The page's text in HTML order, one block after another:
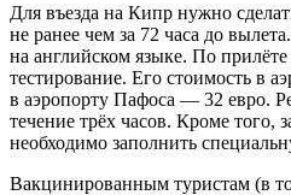
Для въезда на Кипр нужно
не ранее чем за 72 часа до
на английском языке. По
тестирование. Его стоимость в
в аэропорту Пафоса — 32 евро.
течение трёх часов. Кроме того,
необходимо заполнить
Вакцинированным туристам (в